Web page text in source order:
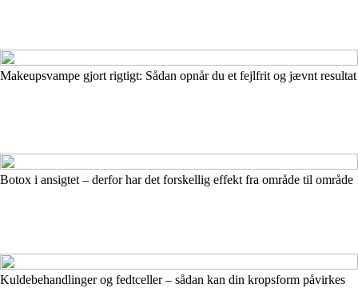
Makeupsvampe gjort rigtigt: Sådan opnår du et fejlfrit og jævnt resultat
Botox i ansigtet – derfor har det forskellig effekt fra område til område
Kuldebehandlinger og fedtceller – sådan kan din kropsform påvirkes